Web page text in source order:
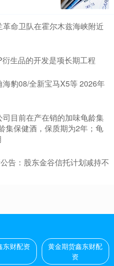
命卫队在霍尔木兹海峡附近
生品的开发是项长期工程
豹08/全新宝马X5等 2026年
目前在产在销的加味龟龄集
集保健酒，保质期为2年；龟
告：股东金谷信托计划减持不
东财配资
黄金期货鑫东财配
资